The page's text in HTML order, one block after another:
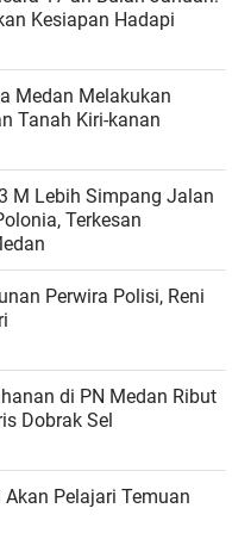
Kesiapan Hadapi
Medan Melakukan
Tanah Kiri-kanan
M Lebih Simpang Jalan
Terkesan
Perwira Polisi, Reni
di PN Medan Ribut
Dobrak Sel